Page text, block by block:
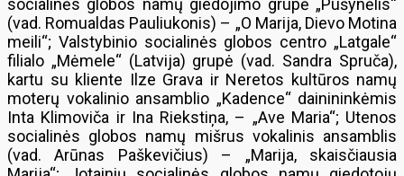
socialinės globos namų giedojimo grupė „Pušynėlis“
(vad. Romualdas Pauliukonis) – „O Marija, Dievo Motina
meili“; Valstybinio socialinės globos centro „Latgale“
filialo „Mėmele“ (Latvija) grupė (vad. Sandra Spruča),
kartu su kliente Ilze Grava ir Neretos kultūros namų
moterų vokalinio ansamblio „Kadence“ dainininkėmis
Inta Klimoviča ir Ina Riekstiņa, – „Ave Maria“; Utenos
socialinės globos namų mišrus vokalinis ansamblis
(vad. Arūnas Paškevičius) – „Marija, skaisčiausia